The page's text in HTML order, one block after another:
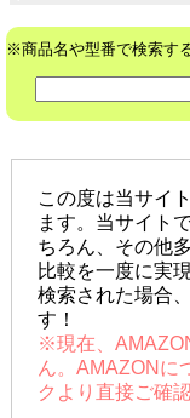
※商品名や型番で検索す
この度は当サイ
ます。当サイト
ちろん、その他
比較を一度に実
検索された場合
す！
※現在、
ん。AMAZONに
クより直接ご確